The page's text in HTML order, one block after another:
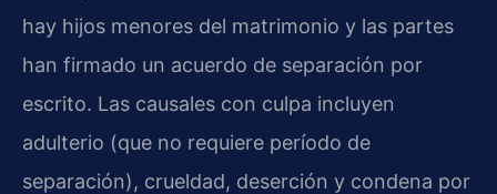
hay hijos menores del matrimonio y las partes
han firmado un acuerdo de separación por
escrito. Las causales con culpa incluyen
adulterio (que no requiere período de
separación), crueldad, deserción y condena por